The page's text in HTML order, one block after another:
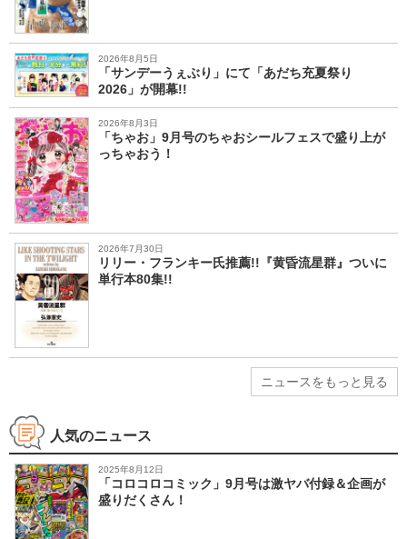
2026年8月5日
「サンデーうぇぶり」にて「あだち充夏祭り
2026」が開幕!!
2026年8月3日
「ちゃお」9月号のちゃおシールフェスで盛り上が
っちゃおう！
2026年7月30日
リリー・フランキー氏推薦!!『黄昏流星群』ついに
単行本80集!!
ニュースをもっと見る
人気のニュース
2025年8月12日
「コロコロコミック」9月号は激ヤバ付録＆企画が
盛りだくさん！